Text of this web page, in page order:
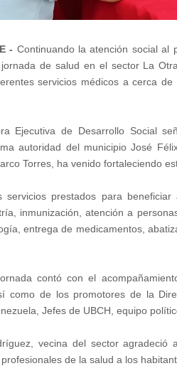
- Continuando la atención social al
de salud en el sector La
servicios médicos a cerca
Ejecutiva de Desarrollo Social
autoridad del municipio José
Torres, ha venido fortaleciendo
servicios prestados para
inmunización, atención a
entrega de medicamentos,
contó con el
como de los promotores de la
Jefes de UBCH, equipo
vecina del sector agradeció
de la salud a los